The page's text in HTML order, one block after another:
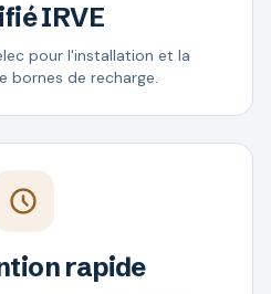
IRVE
pour l'installation et la
bornes de recharge.
rapide